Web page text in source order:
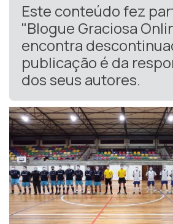
Este conteúdo fez
"Blogue Graciosa
encontra
publicação é da
dos seus autores.